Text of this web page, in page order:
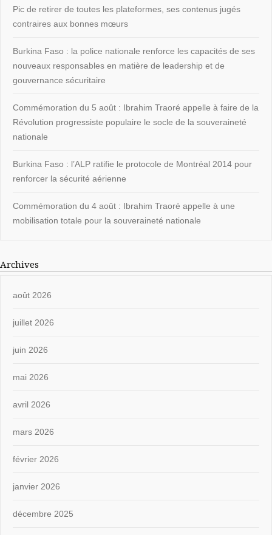
Pic de retirer de toutes les plateformes, ses contenus jugés
contraires aux bonnes mœurs
Burkina Faso : la police nationale renforce les capacités de ses
nouveaux responsables en matière de leadership et de
gouvernance sécuritaire
Commémoration du 5 août : Ibrahim Traoré appelle à faire de la
Révolution progressiste populaire le socle de la souveraineté
nationale
Burkina Faso : l’ALP ratifie le protocole de Montréal 2014 pour
renforcer la sécurité aérienne
Commémoration du 4 août : Ibrahim Traoré appelle à une
mobilisation totale pour la souveraineté nationale
Archives
août 2026
juillet 2026
juin 2026
mai 2026
avril 2026
mars 2026
février 2026
janvier 2026
décembre 2025